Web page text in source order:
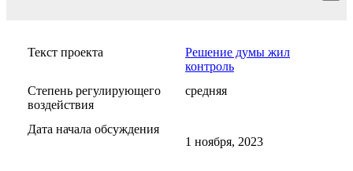
Текст проекта
Решение думы жил
контроль
Степень регулирующего
воздействия
средняя
Дата начала обсуждения
1 ноября, 2023